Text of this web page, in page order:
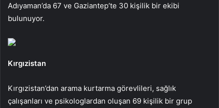
Adıyaman’da 67 ve Gaziantep’te 30 kişilik bir ekibi
bulunuyor.
Kırgızistan
Kırgızistan’dan arama kurtarma görevlileri, sağlık
çalışanları ve psikologlardan oluşan 69 kişilik bir grup